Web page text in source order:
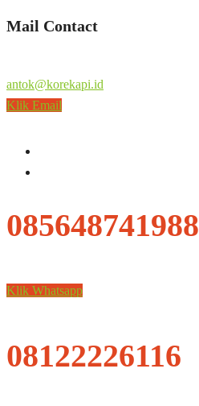
Mail Contact
antok@korekapi.id
Klik Email
085648741988
Klik Whatsapp
08122226116